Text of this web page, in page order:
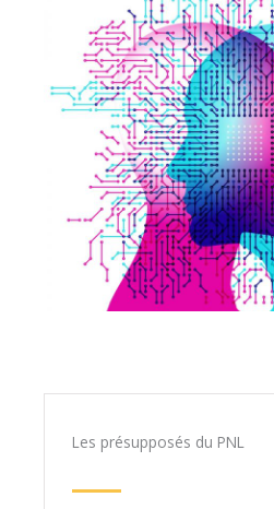
Les présupposés du PNL